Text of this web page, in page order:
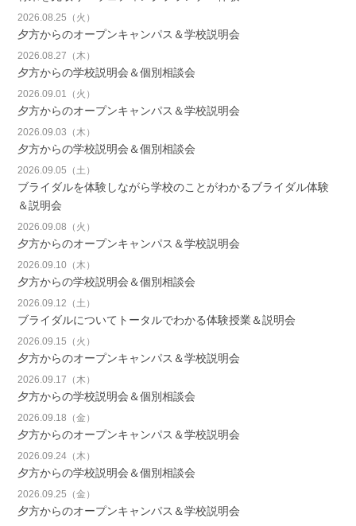
2026.08.25（火）
夕方からのオープンキャンパス＆学校説明会
2026.08.27（木）
夕方からの学校説明会＆個別相談会
2026.09.01（火）
夕方からのオープンキャンパス＆学校説明会
2026.09.03（木）
夕方からの学校説明会＆個別相談会
2026.09.05（土）
ブライダルを体験しながら学校のことがわかるブライダル体験
＆説明会
2026.09.08（火）
夕方からのオープンキャンパス＆学校説明会
2026.09.10（木）
夕方からの学校説明会＆個別相談会
2026.09.12（土）
ブライダルについてトータルでわかる体験授業＆説明会
2026.09.15（火）
夕方からのオープンキャンパス＆学校説明会
2026.09.17（木）
夕方からの学校説明会＆個別相談会
2026.09.18（金）
夕方からのオープンキャンパス＆学校説明会
2026.09.24（木）
夕方からの学校説明会＆個別相談会
2026.09.25（金）
夕方からのオープンキャンパス＆学校説明会